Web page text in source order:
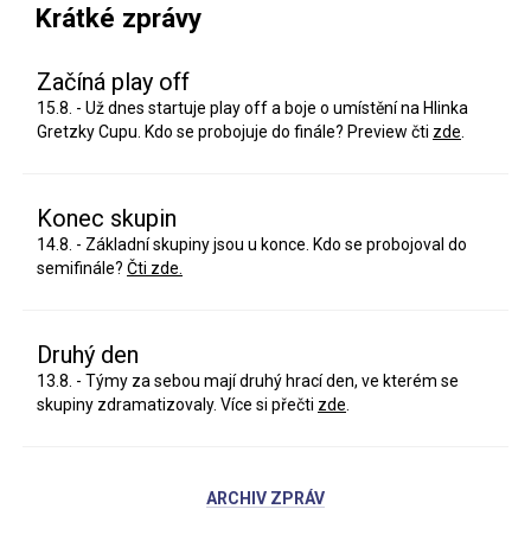
Krátké zprávy
Začíná play off
15.8. - Už dnes startuje play off a boje o umístění na Hlinka
Gretzky Cupu. Kdo se probojuje do finále? Preview čti zde
Konec skupin
14.8. - Základní skupiny jsou u konce. Kdo se probojoval do
semifinále? Čti zde.
Druhý den
13.8. - Týmy za sebou mají druhý hrací den, ve kterém se
skupiny zdramatizovaly. Více si přečti zde
ARCHIV ZPRÁV